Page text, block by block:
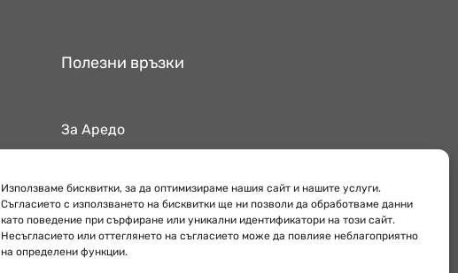
Използваме бисквитки, за да оптимизираме нашия сайт и нашите услуги.
Съгласието с използването на бисквитки ще ни позволи да обработваме данни
като поведение при сърфиране или уникални идентификатори на този сайт.
Несъгласието или оттеглянето на съгласието може да повлияе неблагоприятно
на определени функции.
Полезни връзки
За Аредо
Обекти